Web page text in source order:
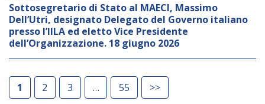
Sottosegretario di Stato al MAECI, Massimo
Dell’Utri, designato Delegato del Governo italiano
presso l’IILA ed eletto Vice Presidente
dell’Organizzazione. 18 giugno 2026
1 2 3 55 >>